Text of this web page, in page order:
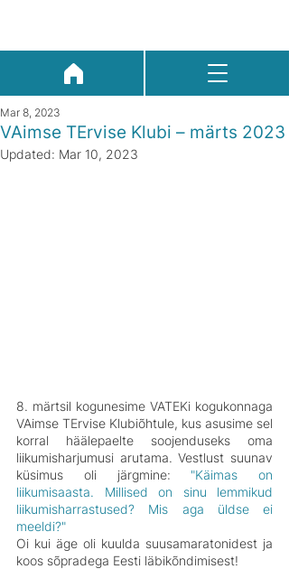
VAimse TErvise Klubi – märts 2023
Mar 8, 2023
Updated: Mar 10, 2023
8. märtsil kogunesime VATEKi kogukonnaga
VAimse TErvise Klubiõhtule, kus asusime sel
korral häälepaelte soojenduseks oma
liikumisharjumusi arutama. Vestlust suunav
küsimus oli järgmine: "Käimas on
liikumisaasta. Millised on sinu lemmikud
liikumisharrastused? Mis aga üldse ei
meeldi?"
Oi kui äge oli kuulda suusamaratonidest ja
koos sõpradega Eesti läbikõndimisest!